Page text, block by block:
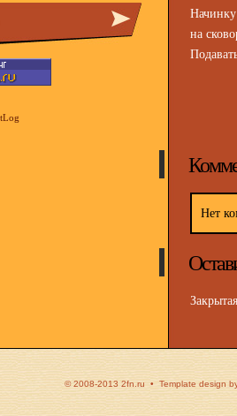
на
Нет
© 2008-2013 2fn.ru • Template design